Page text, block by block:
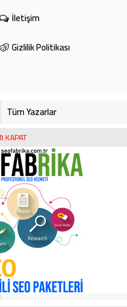
İletişim
Gizlilik Politikası
Tüm Yazarlar
Foto Galeri
Bursa Haberleri
Bursaspor
Ekonomi
Köşe Yazarları
Video Galeri
KAPAT